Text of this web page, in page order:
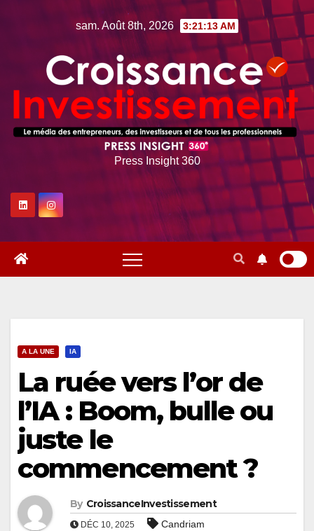
sam. Août 8th, 2026 3:21:14 AM
Press Insight 360
A LA UNE IA
La ruée vers l’or de
l’IA : Boom, bulle ou
juste le
commencement ?
By CroissanceInvestissement
DÉC 10, 2025 Candriam